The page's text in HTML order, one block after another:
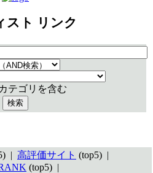
スト リンク
テゴリを含む
| 高評価サイト (top5) |
(top5) |